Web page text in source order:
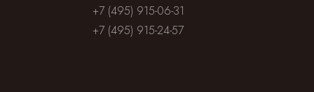
+7 (495) 915-06-31
+7 (495) 915-24-57